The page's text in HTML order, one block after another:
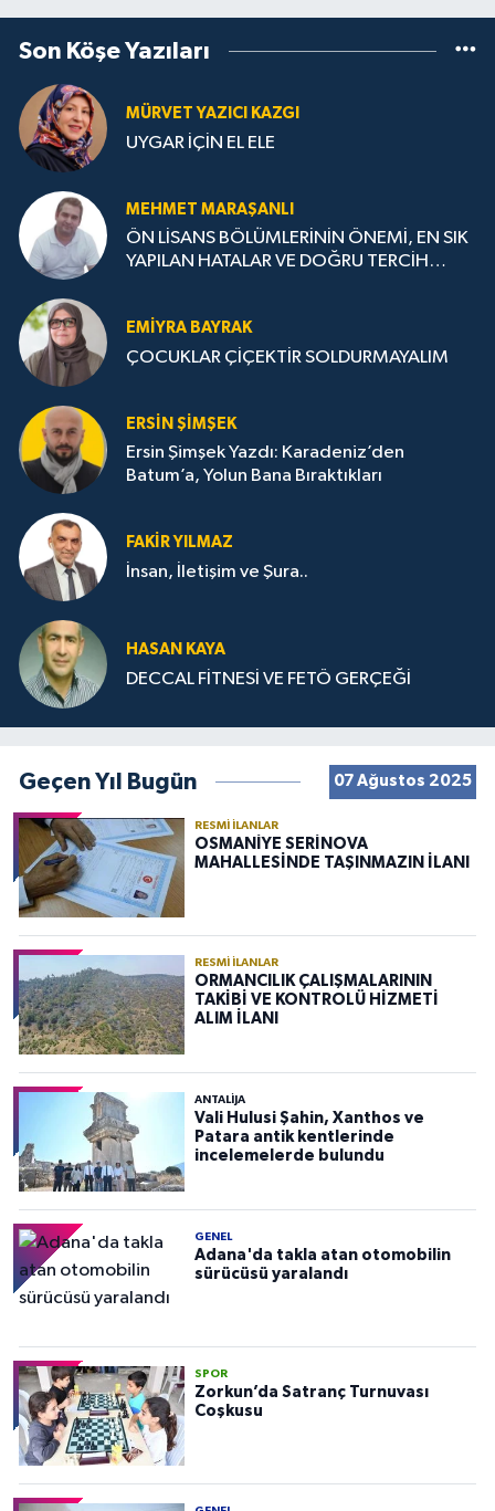
Son Köşe Yazıları
MÜRVET YAZICI KAZGI
UYGAR İÇİN EL ELE
MEHMET MARAŞANLI
ÖN LİSANS BÖLÜMLERİNİN ÖNEMİ, EN SIK
YAPILAN HATALAR VE DOĞRU TERCİH
EMIYRA BAYRAK
ÇOCUKLAR ÇİÇEKTİR SOLDURMAYALIM
ERSIN ŞIMŞEK
Ersin Şimşek Yazdı: Karadeniz’den
Batum’a, Yolun Bana Bıraktıkları
FAKIR YILMAZ
İnsan, İletişim ve Şura..
HASAN KAYA
DECCAL FİTNESİ VE FETÖ GERÇEĞİ
Geçen Yıl Bugün 07 Ağustos 2025
RESMI İLANLAR
OSMANİYE SERİNOVA
MAHALLESİNDE TAŞINMAZIN İLANI
RESMI İLANLAR
ORMANCILIK ÇALIŞMALARININ
TAKİBİ VE KONTROLÜ HİZMETİ
ALIM İLANI
ANTALIJA
Vali Hulusi Şahin, Xanthos ve
Patara antik kentlerinde
incelemelerde bulundu
GENEL
Adana'da takla atan otomobilin
sürücüsü yaralandı
SPOR
Zorkun’da Satranç Turnuvası
Coşkusu